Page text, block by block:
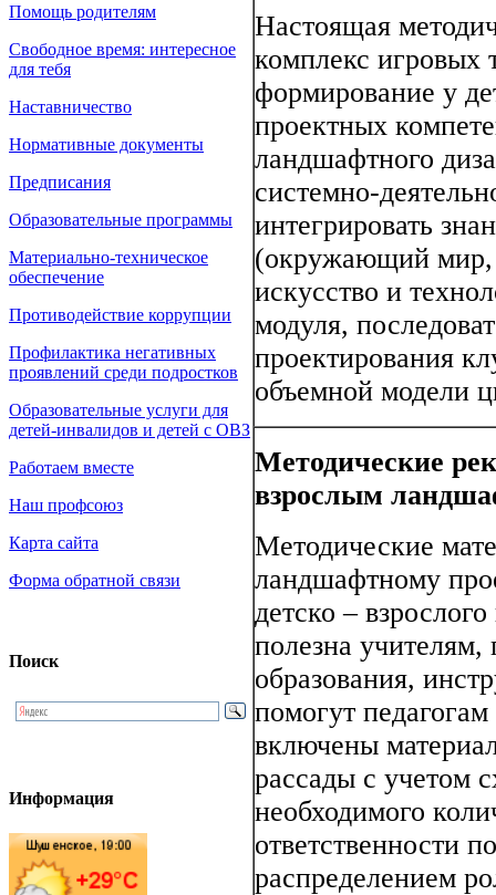
Помощь родителям
Свободное время: интересное
для тебя
Наставничество
Нормативные документы
Предписания
Образовательные программы
Материально-техническое
обеспечение
Противодействие коррупции
Профилактика негативных
проявлений среди подростков
Образовательные услуги для
детей-инвалидов и детей с ОВЗ
Работаем вместе
Наш профсоюз
Карта сайта
Форма обратной связи
Поиск
Информация
Настоящая
комплекс игровых
формирование у
проектных
ландшафтного
системно-
интегрировать
(окружающий мир,
искусство и
модуля,
проектирования
объемной модели
Методические
взрослым
Методические
ландшафтному
детско –
полезна учителям,
образования,
помогут
включены
рассады с учетом
необходимого
ответственности
распределением